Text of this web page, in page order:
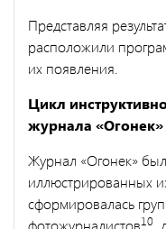
Представляя
расположили
их появления.
Цикл
журнала «Огонек»
Журнал «Огонек»
иллюстрированных
сформировалась
фотожурналистов10